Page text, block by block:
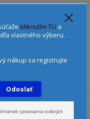
EUR
- jazmín - NIGHT JASMINE
kliknutím TU a
vlastného výberu.
nákup sa registrujte
Odoslať
spracovania osobných